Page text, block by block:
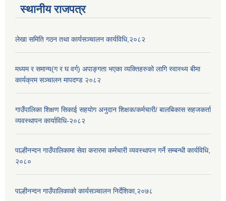
स्थानीय राजपत्र
लेखा समिति गठन तथा कार्यसञ्चालन कार्यविधि,२०८२
मध्यम र समान्य(ग र घ वर्ग) अपाङ्गता भएका व्यक्तिहरुको लागि स्वास्थ्य बीमा
कार्यक्रम सञ्चालन मापदण्ड २०८२
गाउँपालिका शिक्षण सिकाई सहयोग अनुदान शिक्षक/कर्मचारी/ बालबिकास सहजकर्ता
व्यवस्थापन कार्याविधि-२०८२
पाल्हीनन्दन गाउँपालिकामा सेवा करारमा कर्मचारी व्यवस्थापन गर्ने सम्बन्धी कार्यविधि,
२०८०
पाल्हीनन्दन गाउँपालिकाको कार्यसञ्चालन निर्देशिका,२०७८